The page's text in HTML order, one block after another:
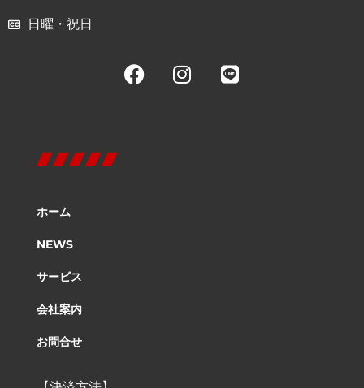
日曜・祝日
ホーム
NEWS
サービス
会社案内
お問合せ